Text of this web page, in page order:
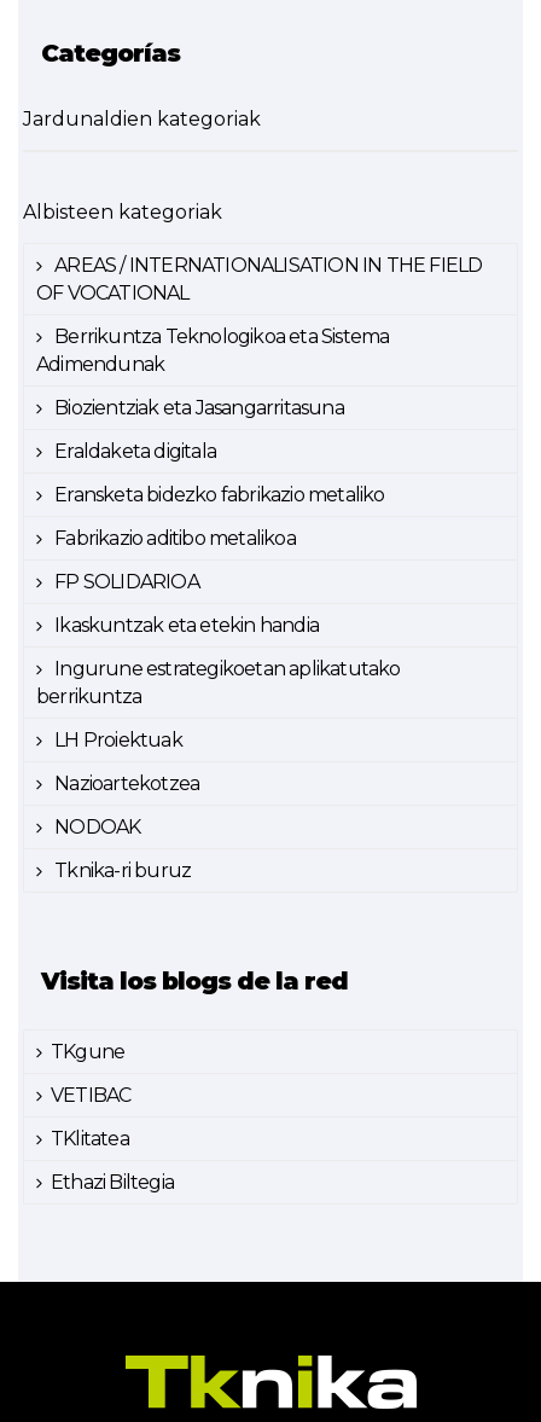
Categorías
Jardunaldien kategoriak
Albisteen kategoriak
AREAS / INTERNATIONALISATION IN THE FIELD
OF VOCATIONAL
Berrikuntza Teknologikoa eta Sistema
Adimendunak
Biozientziak eta Jasangarritasuna
Eraldaketa digitala
Eransketa bidezko fabrikazio metaliko
Fabrikazio aditibo metalikoa
FP SOLIDARIOA
Ikaskuntzak eta etekin handia
Ingurune estrategikoetan aplikatutako
berrikuntza
LH Proiektuak
Nazioartekotzea
NODOAK
Tknika-ri buruz
Visita los blogs de la red
TKgune
VETIBAC
TKlitatea
Ethazi Biltegia